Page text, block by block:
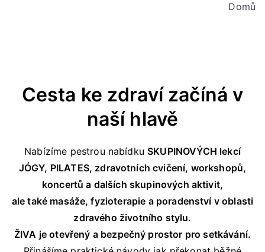
Domů
Cesta ke zdraví začíná v
naší hlavě
Nabízíme pestrou nabídkuSKUPINOVÝCH lekcí
JÓGY, PILATES, zdravotních cvičení, workshopů,
koncertů a dalších skupinových aktivit,
ale také masáže, fyzioterapie a poradenství v oblasti
zdravého životního stylu.
ŽIVA je otevřený a bezpečný prostor prosetkávání.